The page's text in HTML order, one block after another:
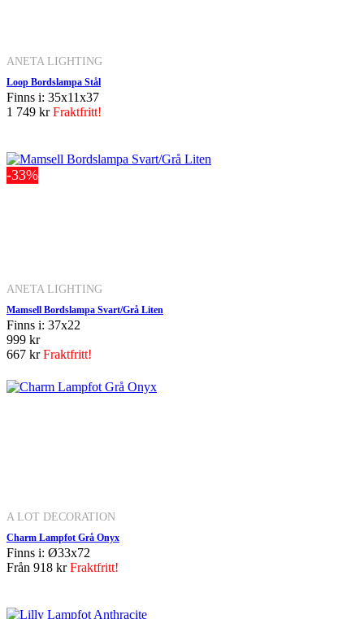
ANETA LIGHTING
Loop Bordslampa Stål
Finns i: 35x11x37
1 749 krFraktfritt!
-33%
ANETA LIGHTING
Mamsell Bordslampa Svart/Grå Liten
Finns i: 37x22
999 kr
667 krFraktfritt!
A LOT DECORATION
Charm Lampfot Grå Onyx
Finns i: Ø33x72
Från 918 krFraktfritt!